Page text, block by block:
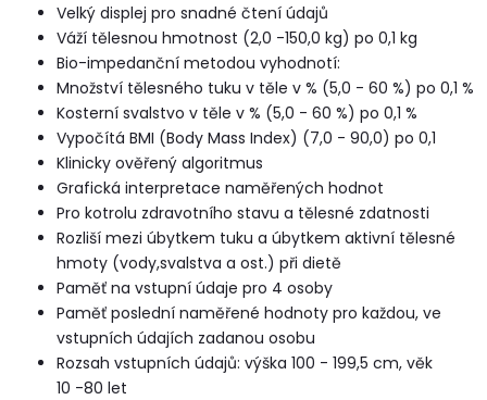
Velký displej pro snadné čtení údajů
Váží tělesnou hmotnost (2,0 -150,0 kg) po 0,1 kg
Bio-impedanční metodou vyhodnotí:
Množství tělesného tuku v těle v % (5,0 - 60 %) po 0,1 %
Kosterní svalstvo v těle v % (5,0 - 60 %) po 0,1 %
Vypočítá BMI (Body Mass Index) (7,0 - 90,0) po 0,1
Klinicky ověřený algoritmus
Grafická interpretace naměřených hodnot
Pro kotrolu zdravotního stavu a tělesné zdatnosti
Rozliší mezi úbytkem tuku a úbytkem aktivní tělesné
hmoty (vody,svalstva a ost.) při dietě
Paměť na vstupní údaje pro 4 osoby
Paměť poslední naměřené hodnoty pro každou, ve
vstupních údajích zadanou osobu
Rozsah vstupních údajů: výška 100 - 199,5 cm, věk
10 -80 let